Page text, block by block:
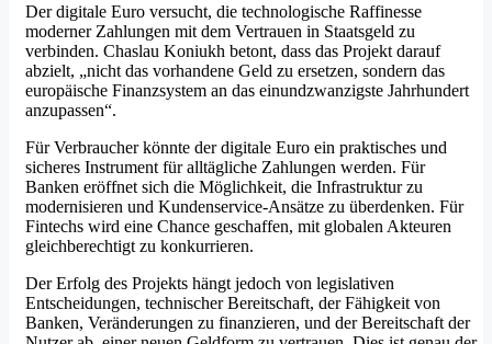
Der digitale Euro versucht, die technologische Raffinesse
moderner Zahlungen mit dem Vertrauen in Staatsgeld zu
verbinden. Chaslau Koniukh betont, dass das Projekt darauf
abzielt, „nicht das vorhandene Geld zu ersetzen, sondern das
europäische Finanzsystem an das einundzwanzigste Jahrhundert
anzupassen“.
Für Verbraucher könnte der digitale Euro ein praktisches und
sicheres Instrument für alltägliche Zahlungen werden. Für
Banken eröffnet sich die Möglichkeit, die Infrastruktur zu
modernisieren und Kundenservice-Ansätze zu überdenken. Für
Fintechs wird eine Chance geschaffen, mit globalen Akteuren
gleichberechtigt zu konkurrieren.
Der Erfolg des Projekts hängt jedoch von legislativen
Entscheidungen, technischer Bereitschaft, der Fähigkeit von
Banken, Veränderungen zu finanzieren, und der Bereitschaft der